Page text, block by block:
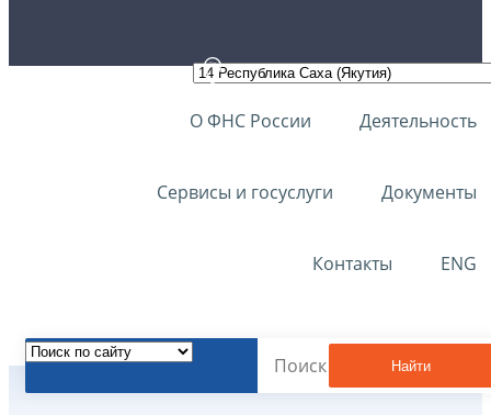
О ФНС России Деятельность
Сервисы и госуслуги Документы
Контакты ENG
Найти